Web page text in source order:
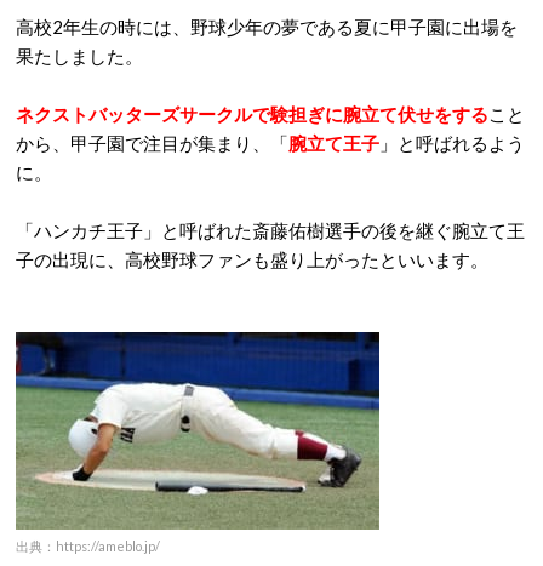
高校2年生の時には、野球少年の夢である夏に甲子園に出場を
果たしました。
ネクストバッターズサークルで験担ぎに腕立て伏せをすること
から、甲子園で注目が集まり、「腕立て王子 」と呼ばれるよう
に。
「ハンカチ王子」と呼ばれた斎藤佑樹選手の後を継ぐ腕立て王
子の出現に、高校野球ファンも盛り上がったといいます。
出典：https://ameblo.jp/